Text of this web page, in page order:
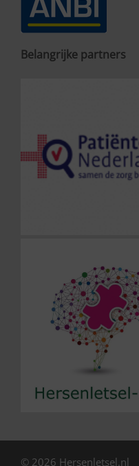
Belangrijke partners
© 2026 Hersenletsel.nl